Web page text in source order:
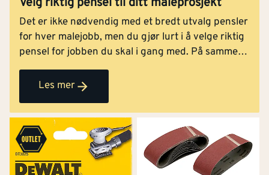
Det er ikke nødvendig med et bredt utvalg pensler
for hver malejobb, men du gjør lurt i å velge riktig
pensel for jobben du skal i gang med. På samme
måte som med maleruller, finnes det pensler med
ulike egenskaper, egnet for forskjellige
arbeidet lettere unna og sluttresultatet blir bedre.
Les mer